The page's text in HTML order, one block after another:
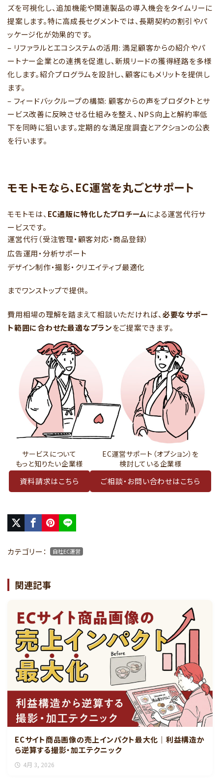
ズを可視化し、追加機能や関連製品の導入機会をタイムリーに
提案します。特に高成長セグメントでは、長期契約の割引やパ
ッケージ化が効果的です。
– リファラルとエコシステムの活用: 満足顧客からの紹介やパ
ートナー企業との連携を促進し、新規リードの獲得経路を多様
化します。紹介プログラムを設計し、顧客にもメリットを提供し
ます。
– フィードバックループの構築: 顧客からの声をプロダクトとサ
ービス改善に反映させる仕組みを整え、NPS向上と解約率低
下を同時に狙います。定期的な満足度調査とアクションの公表
を行います。
モモトモなら、EC運営を丸ごとサポート
モモトモは、 EC通販に特化したプロチームによる運営代行サ
ービスです。
運営代行（受注管理・顧客対応・商品登録）
広告運用・分析サポート
デザイン制作・撮影・クリエイティブ最適化
までワンストップで提供。
費用相場の理解を踏まえて相談いただければ、 必要なサポー
ト範囲に合わせた最適なプランをご提案できます。
サービスについて
もっと知りたい企業様
資料請求はこちら
EC運営サポート（オプション）を
検討している企業様
ご相談・お問い合わせはこちら
カテゴリー： 自社EC運営
関連記事
ECサイト商品画像の売上インパクト最大化｜利益構造か
ら逆算する撮影・加工テクニック
4月 3, 2026